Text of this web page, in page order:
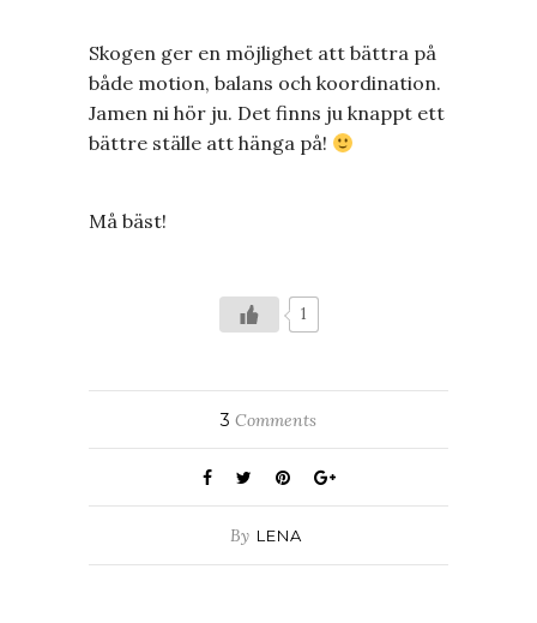
Skogen ger en möjlighet att bättra på
både motion, balans och koordination.
Jamen ni hör ju. Det finns ju knappt ett
bättre ställe att hänga på!
Må bäst!
1
3 Comments
By LENA